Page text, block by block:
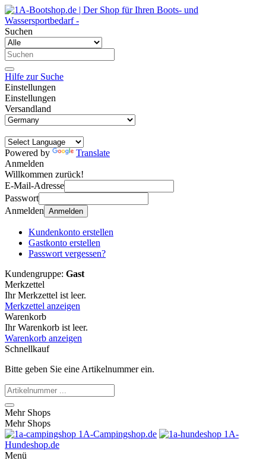
Suchen
Hilfe zur Suche
Einstellungen
Einstellungen
Versandland
Powered by
Translate
Anmelden
Willkommen zurück!
E-Mail-Adresse
Passwort
Anmelden Anmelden
Kundenkonto erstellen
Gastkonto erstellen
Passwort vergessen?
Kundengruppe: Gast
Merkzettel
Ihr Merkzettel ist leer.
Merkzettel anzeigen
Warenkorb
Ihr Warenkorb ist leer.
Warenkorb anzeigen
Schnellkauf
Bitte geben Sie eine Artikelnummer ein.
Mehr Shops
Mehr Shops
1A-Campingshop.de
1A-
Hundeshop.de
Menü